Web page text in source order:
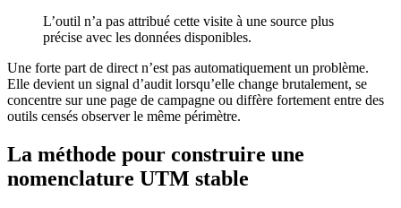
L’outil n’a pas attribué cette visite à une source plus
précise avec les données disponibles.
Une forte part de direct n’est pas automatiquement un problème.
Elle devient un signal d’audit lorsqu’elle change brutalement, se
concentre sur une page de campagne ou diffère fortement entre des
outils censés observer le même périmètre.
La méthode pour construire une
nomenclature UTM stable